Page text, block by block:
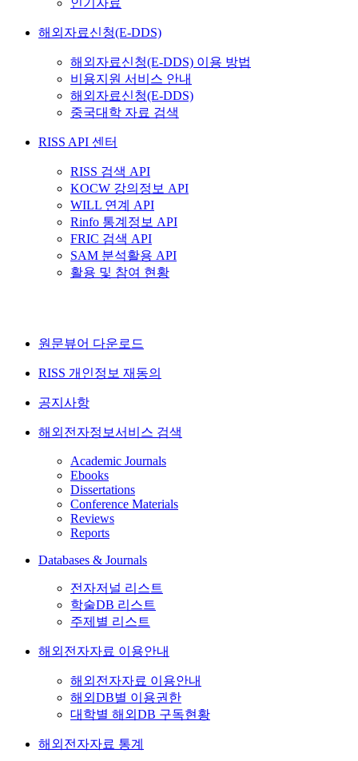
인기자료
해외자료신청(E-DDS)
해외자료신청(E-DDS) 이용 방법
비용지원 서비스 안내
해외자료신청(E-DDS)
중국대학 자료 검색
RISS API 센터
RISS 검색 API
KOCW 강의정보 API
WILL 연계 API
Rinfo 통계정보 API
FRIC 검색 API
SAM 분석활용 API
활용 및 참여 현황
원문뷰어 다운로드
RISS 개인정보 재동의
공지사항
해외전자정보서비스 검색
Academic Journals
Ebooks
Dissertations
Conference Materials
Reviews
Reports
Databases & Journals
전자저널 리스트
학술DB 리스트
주제별 리스트
해외전자자료 이용안내
해외전자자료 이용안내
해외DB별 이용권한
대학별 해외DB 구독현황
해외전자자료 통계